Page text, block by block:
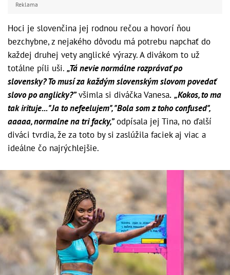
Reklama
Hoci je slovenčina jej rodnou rečou a hovorí ňou
bezchybne, z nejakého dôvodu má potrebu napchať do
každej druhej vety anglické výrazy. A divákom to už
totálne píli uši. „Tá nevie normálne rozprávať po
slovensky? To musí za každým slovenským slovom povedať
slovo po anglicky?”všimla si diváčka Vanesa. „Kokos, to ma
tak irituje... "Ja to nefeelujem", "Bola som z toho confused",
aaaaa, normalne na tri facky,”odpísala jej Tina, no ďalší
diváci tvrdia, že za toto by si zaslúžila faciek aj viac a
ideálne čo najrýchlejšie.